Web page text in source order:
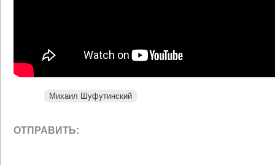
Михаил Шуфутинский
ОТПРАВИТЬ: